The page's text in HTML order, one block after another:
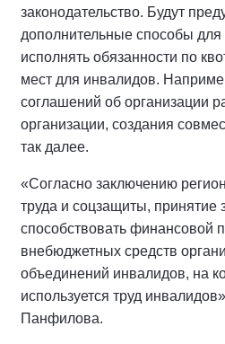
законодательство. Будут
дополнительные способы для
исполнять обязанности по
мест для инвалидов.
соглашений об организации
организации, создания
так далее.
«Согласно заключению
труда и соцзащиты, принятие
способствовать финансовой
внебюджетных средств
объединений инвалидов, на
используется труд
Панфилова.